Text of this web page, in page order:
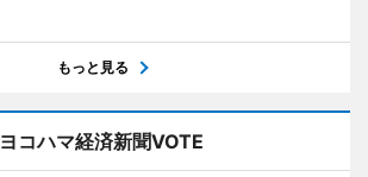
もっと見る
ヨコハマ経済新聞VOTE